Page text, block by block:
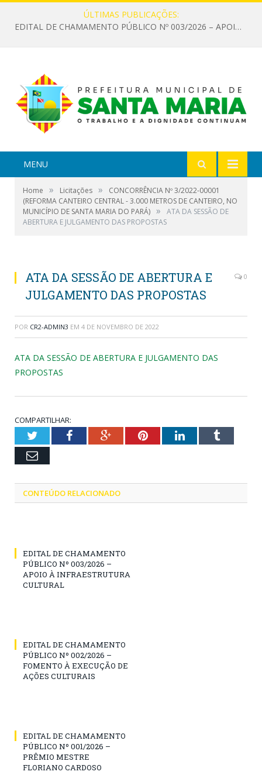
ÚLTIMAS PUBLICAÇÕES:
EDITAL DE CHAMAMENTO PÚBLICO Nº 003/2026 – APOIO À INFRAESTRUTURA CULTURAL
MENU
Home » Licitações »
CONCORRÊNCIA Nº 3/2022-00001
(REFORMA CANTEIRO CENTRAL - 3.000 METROS DE CANTEIRO, NO
MUNICÍPIO DE SANTA MARIA DO PARÁ) »
ATA DA SESSÃO DE
ABERTURA E JULGAMENTO DAS PROPOSTAS
ATA DA SESSÃO DE ABERTURA E
JULGAMENTO DAS PROPOSTAS
0
POR CR2-ADMIN3 EM 4 DE NOVEMBRO DE 2022
ATA DA SESSÃO DE ABERTURA E JULGAMENTO DAS
PROPOSTAS
COMPARTILHAR:
TwitterFacebookGoogle+PinterestLinkedInTumblr
Email
CONTEÚDO RELACIONADO
EDITAL DE CHAMAMENTO
PÚBLICO Nº 003/2026 –
APOIO À INFRAESTRUTURA
CULTURAL
EDITAL DE CHAMAMENTO
PÚBLICO Nº 002/2026 –
FOMENTO À EXECUÇÃO DE
AÇÕES CULTURAIS
EDITAL DE CHAMAMENTO
PÚBLICO Nº 001/2026 –
PRÊMIO MESTRE
FLORIANO CARDOSO